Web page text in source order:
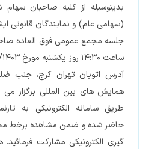
بدینوسیله از کلیه صاحبان
(سهامی عام) و نمایندگان
جلسه مجمع عمومی فوق العاده
آدرس اتوبان تهران کرج، جنب
همایش های بین المللی برگزار
طریق سامانه الکترونیکی به
حاضر شده و ضمن مشاهده برخط
گیری الکترونیکی مشارکت